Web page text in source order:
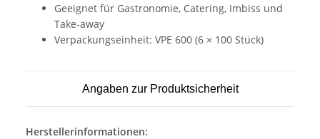
Geeignet für Gastronomie, Catering, Imbiss und
Take-away
Verpackungseinheit: VPE 600 (6 × 100 Stück)
Angaben zur Produktsicherheit
Herstellerinformationen: